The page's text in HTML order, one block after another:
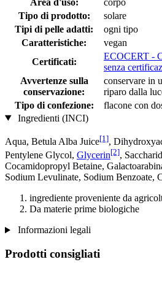
Tipo di prodotto:
solare
Tipi di pelle adatti:
ogni tipo
Caratteristiche:
vegan
Certificati:
ECOCERT -
senza
Avvertenze sulla
conservazione:
conservare in
riparo dalla
Tipo di confezione:
flacone con
Ingredienti (INCI)
Aqua, Betula Alba Juice[1],
Pentylene Glycol, Glycerin[2],
Cocamidopropyl Betaine,
Sodium Levulinate, Sodium Benzoate,
ingrediente proveniente da
Da materie prime biologiche
Informazioni legali
Prodotti consigliati